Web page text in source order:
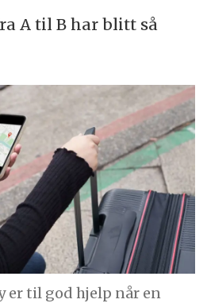
A til B har blitt så
er til god hjelp når en